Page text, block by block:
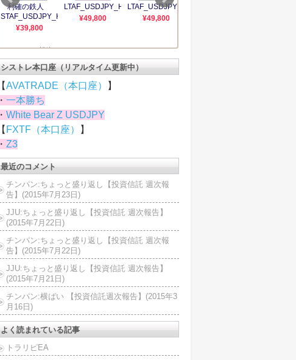
シストレ本口座（リアルタイム更新中）
【AVATRADE（本口座）
】
・ 一本勝ち
・ White Bear Z USDJPY
【 FXTF（本口座）
】
・ Z3
最近のコメント
チンパン:ちょっと盛り返し【投資信託 週次報
告】(2015年7月23日)
JJU:ちょっと盛り返し【投資信託 週次報告】
(2015年7月22日)
チンパン:ちょっと盛り返し【投資信託 週次報
告】(2015年7月22日)
JJU:ちょっと盛り返し【投資信託 週次報告】
(2015年7月21日)
チンパン:横ばい 【投資信託週次報告】(2015年3
月16日)
よく読まれている記事
トラリピEA